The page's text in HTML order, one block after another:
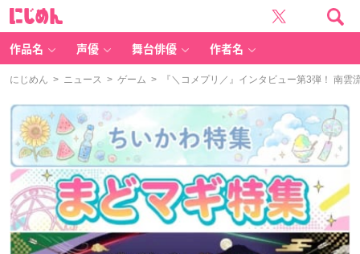
作品名 声優 舞台俳優 作者名
にじめん > ニュース > ゲーム > 『＼コメプリ／』インタビュー第3弾！ 南雲